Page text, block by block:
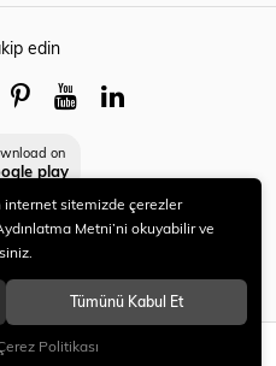
EKLE
edin
on
play
hakları saklıdır.
sitemizde çerezler
Metni’ni okuyabilir ve
Tümünü Kabul Et
Politikası